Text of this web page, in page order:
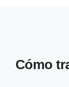
Cómo